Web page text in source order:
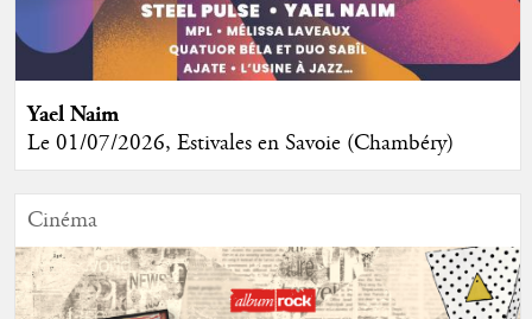
Yael Naim
Le 01/07/2026, Estivales en Savoie (Chambéry)
Cinéma